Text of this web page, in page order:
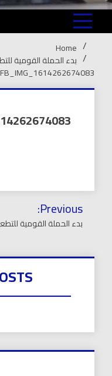
Home
بدء الحملة القومية
FB_IMG_1614262674083
تصفّح
المقالات
Previous:
بدء الحملة القومية